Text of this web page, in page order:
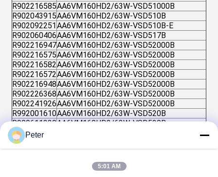
R902216585AA6VM160HD2/63W-VSD51000B
R902043915AA6VM160HD2/63W-VSD510B
R902092251AA6VM160HD2/63W-VSD510B-E
R902060406AA6VM160HD2/63W-VSD517B
R902216947AA6VM160HD2/63W-VSD52000B
R902216575AA6VM160HD2/63W-VSD52000B
R902216582AA6VM160HD2/63W-VSD52000B
R902216572AA6VM160HD2/63W-VSD52000B
R902216948AA6VM160HD2/63W-VSD52000B
R902226368AA6VM160HD2/63W-VSD52000B
R902241926AA6VM160HD2/63W-VSD52000B
R992001610AA6VM160HD2/63W-VSD520B
R909611330AA6VM160HD2/63W-VSD520B
R902092619
R902092809
R902092900AA6VM160HD2/63W-VSD520B-E
AA6VM160HD2/63W-VSD520B-E
AA6VM160HD2/63W-VSD52700B
Peter
5:01 AM